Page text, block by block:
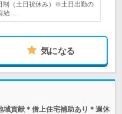
制（土日祝休み）※土日出勤の
給…
気になる
域貢献＊借上住宅補助あり＊週休